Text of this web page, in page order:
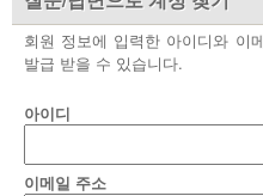
회원 정보에 입력한 아이디와 이
발급 받을 수 있습니다.
아이디
이메일 주소
부설기관